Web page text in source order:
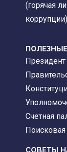
(горячая
Счетная
СОВЕТЫ